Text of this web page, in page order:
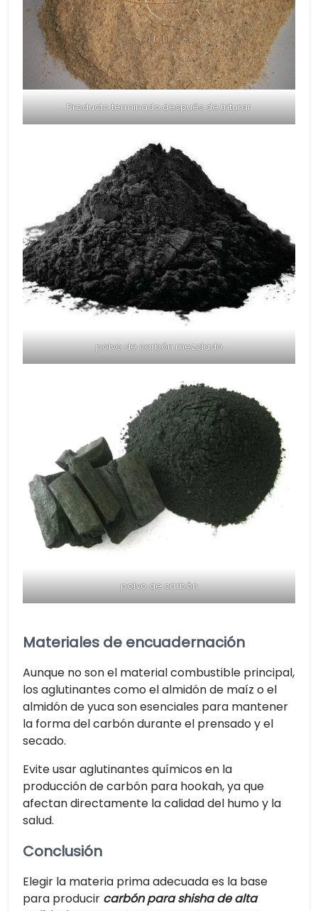
Producto terminado después de triturar
polvo de carbón mezclado
polvo de carbón
Materiales de encuadernación
Aunque no son el material combustible principal,
los aglutinantes como el almidón de maíz o el
almidón de yuca son esenciales para mantener
la forma del carbón durante el prensado y el
secado.
Evite usar aglutinantes químicos en la
producción de carbón para hookah, ya que
afectan directamente la calidad del humo y la
salud.
Conclusión
Elegir la materia prima adecuada es la base
para producir carbón para shisha de alta